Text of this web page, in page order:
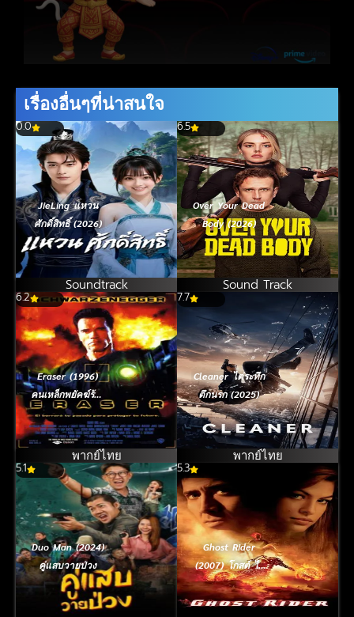
เรื่องอื่นๆที่น่าสนใจ
0.0
JieLing แหวน
ศักดิ์สิทธิ์ (2026)
Soundtrack
6.5
Over Your Dead
Body (2026)
Sound Track
6.2
Eraser (1996)
คนเหล็กพยัคฆ์ร้าย
พระกาฬ
พากย์ไทย
7.7
Cleaner ไต่ระทึก
ตึกนรก (2025)
พากย์ไทย
5.1
Duo Man (2024)
คู่แสบวายป่วง
5.3
Ghost Rider
(2007) โกสต์ ไร
เดอร์